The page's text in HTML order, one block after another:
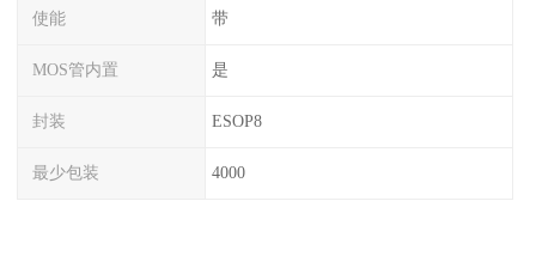
使能 带
MOS管内置 是
封装 ESOP8
最少包装 4000